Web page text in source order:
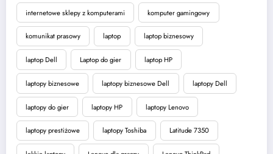
internetowe sklepy z komputerami komputer gamingowy
komunikat prasowy laptop laptop biznesowy
laptop Dell Laptop do gier laptop HP
laptopy biznesowe laptopy biznesowe Dell laptopy Dell
laptopy do gier laptopy HP laptopy Lenovo
laptopy prestiżowe laptopy Toshiba Latitude 7350